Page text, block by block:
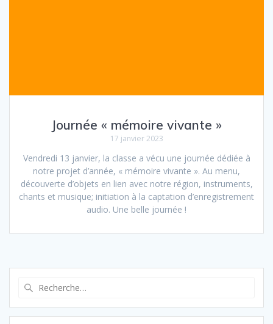
Journée « mémoire vivante »
17 janvier 2023
Vendredi 13 janvier, la classe a vécu une journée dédiée à
notre projet d’année, « mémoire vivante ». Au menu,
découverte d’objets en lien avec notre région, instruments,
chants et musique; initiation à la captation d’enregistrement
audio. Une belle journée !
: